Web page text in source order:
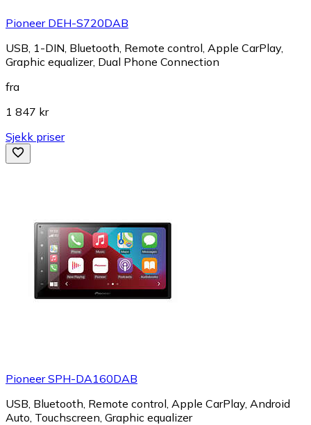
Pioneer DEH-S720DAB
USB, 1-DIN, Bluetooth, Remote control, Apple CarPlay,
Graphic equalizer, Dual Phone Connection
fra
1 847 kr
Sjekk priser
Pioneer SPH-DA160DAB
USB, Bluetooth, Remote control, Apple CarPlay, Android
Auto, Touchscreen, Graphic equalizer